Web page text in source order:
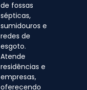
de fossas
sépticas,
sumidouros e
redes de
esgoto.
Atende
residências e
empresas,
oferecendo